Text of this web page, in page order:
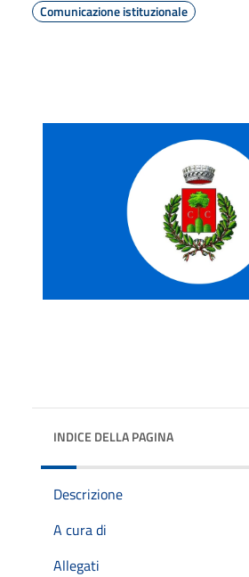
Comunicazione istituzionale
INDICE DELLA PAGINA
Descrizione
A cura di
Allegati